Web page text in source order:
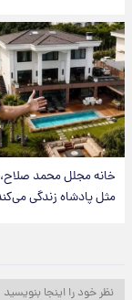
خانه مجلل محمد
مثل پادشاه زندگی